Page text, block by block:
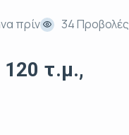
πρίν 34 Προβολές
τ.μ.,